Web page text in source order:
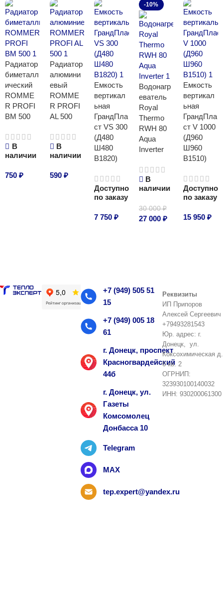
Радиатор
биметалл
ический
ROMME
R PROFI
BM 500
В
наличии
750 ₽
Радиатор
алюмини
евый
ROMME
R PROFI
AL 500
В
наличии
590 ₽
Емкость
вертикал
ьная
ГрандПла
ст VS 300
(Д480
Ш480
В1820)
Доступно
по заказу
7 750₽
-10%
Водонагр
еватель
Royal
Thermo
RWH 80
Aqua
Inverter
В
наличии
30 000₽
27 000 ₽
Емкость
вертикал
ьная
ГрандПла
ст V 1000
(Д960
Ш960
В1510)
Доступно
по заказу
15 950₽
+7 (949) 505 51
15
+7 (949) 005 18
61
г. Донецк, проспект
Красногвардейский
44б
г. Донецк, ул.
Газеты
Комсомолец
Донбасса 10
Telegram
MAX
tep.expert@yandex.ru
Реквизиты
ИП Припоров
Алексей Сергеевич
+79493281543
Юр. адрес: г.
Донецк, ул.
Коксохимическая д.
6 кв. 2
ОГРНИП:
323930100140032
ИНН: 930200061300